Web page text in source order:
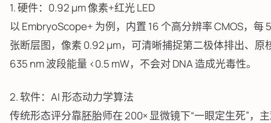
1. 硬件：0.92 μm 像素+红光 LED
以 EmbryoScope+ 为例，内置 16 个高分辨率 CMOS，
张断层图，像素 0.92 μm，可清晰捕捉第二极体排出、
635 nm 波段能量 <0.5 mW，不会对 DNA 造成光毒性。
2. 软件：AI 形态动力学算法
传统形态评分靠胚胎师在 200× 显微镜下“一眼定生死”，